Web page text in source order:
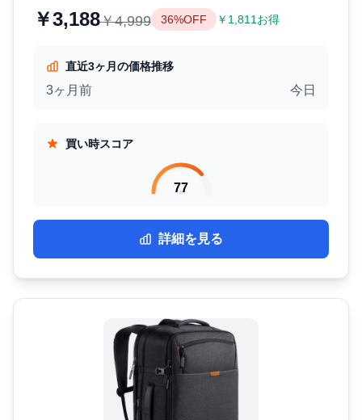
￥3,188￥4,999 36%OFF ￥1,811お得
直近3ヶ月の価格推移
3ヶ月前 今日
買い時スコア
77
詳細を見る